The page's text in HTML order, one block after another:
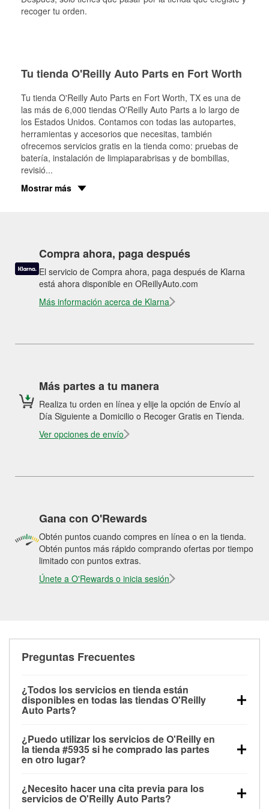
recoger tu orden.
Tu tienda O'Reilly Auto Parts en Fort Worth
Tu tienda O'Reilly Auto Parts en Fort Worth, TX es una de
las más de 6,000 tiendas O'Reilly Auto Parts a lo largo de
los Estados Unidos. Contamos con todas las autopartes,
herramientas y accesorios que necesitas, también
ofrecemos servicios gratis en la tienda como: pruebas de
batería, instalación de limpiaparabrisas y de bombillas,
revisió...
Mostrar más
Compra ahora, paga después
El servicio de Compra ahora, paga después de Klarna
está ahora disponible en OReillyAuto.com
Más información acerca de Klarna
Más partes a tu manera
Realiza tu orden en línea y elije la opción de Envío al
Día Siguiente a Domicilio o Recoger Gratis en Tienda.
Ver opciones de envío
Gana con O'Rewards
Obtén puntos cuando compres en línea o en la tienda.
Obtén puntos más rápido comprando ofertas por tiempo
limitado con puntos extras.
Únete a O'Rewards o inicia sesión
Preguntas Frecuentes
¿Todos los servicios en tienda están
disponibles en todas las tiendas O'Reilly
Auto Parts?
las pruebas de batería, pruebas de alternador y
motor de arranque, revisión de la luz “Check Engine”
con O'Reilly VeriScan® e instalación de
limpiaparabrisas o bombillas, están disponibles en
todas las tiendas O'Reilly Auto Parts. La tienda
¿Puedo utilizar los servicios de O'Reilly en
la tienda #5935 si he comprado las partes
en otro lugar?
de O'Reilly Auto Parts que estén disponibles en la
¿Necesito hacer una cita previa para los
servicios de O'Reilly Auto Parts?